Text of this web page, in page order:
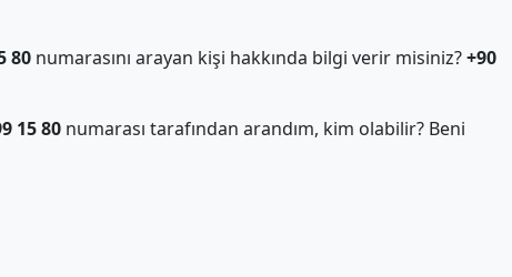
80numarasını arayan kişi hakkında bilgi verir misiniz?+90
15 80numarası tarafından arandım, kim olabilir? Beni